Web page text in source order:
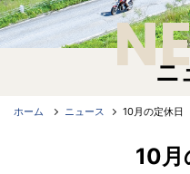
ニ
ホーム ニュース 10月の定休日
10月